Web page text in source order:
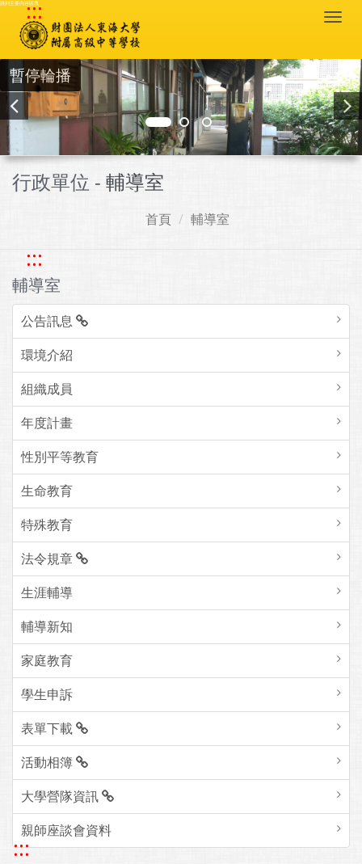
跳到主要內容區塊
:::
暫停輪播
行政單位 - 輔導室
首頁 輔導室
:::
輔導室
公告訊息
環境介紹
組織成員
年度計畫
性別平等教育
生命教育
特殊教育
法令規章
生涯輔導
輔導新知
家庭教育
學生申訴
表單下載
活動相簿
大學營隊資訊
親師座談會資料
:::